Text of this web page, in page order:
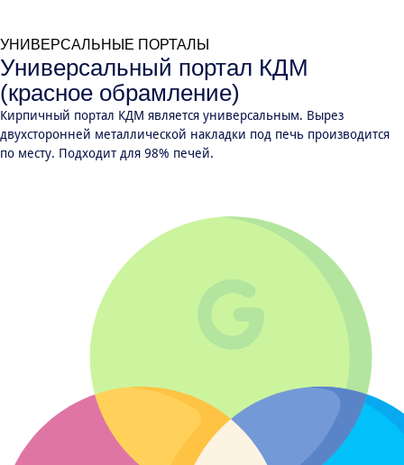
УНИВЕРСАЛЬНЫЕ ПОРТАЛЫ
Универсальный портал КДМ
(красное обрамление)
Кирпичный портал КДМ является универсальным. Вырез
двухсторонней металлической накладки под печь производится
по месту. Подходит для 98% печей.